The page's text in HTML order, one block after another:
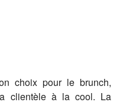
choix pour le brunch,
clientèle à la cool. La